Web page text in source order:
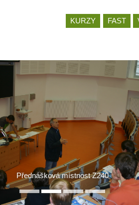
KURZY FAST
Přednášková místnost Z240